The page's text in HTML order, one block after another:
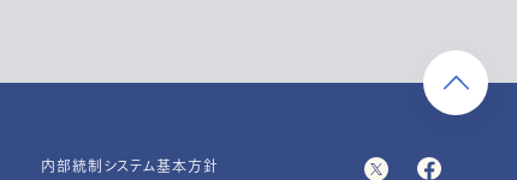
内部統制システム基本方針